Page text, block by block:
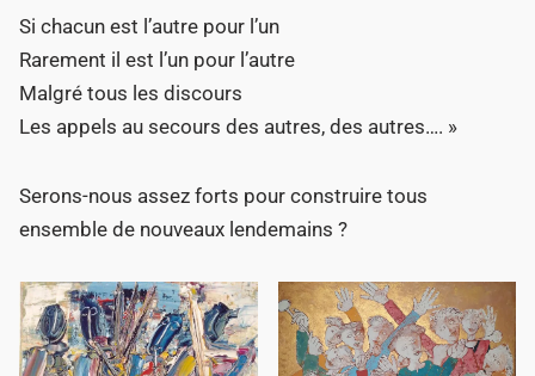
Si chacun est l’autre pour l’un
Rarement il est l’un pour l’autre
Malgré tous les discours
Les appels au secours des autres, des autres…. »
Serons-nous assez forts pour construire tous
ensemble de nouveaux lendemains ?